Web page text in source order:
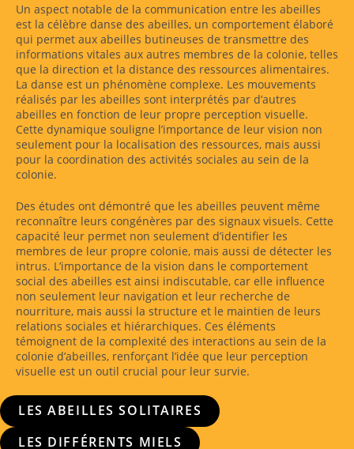
Un aspect notable de la communication entre les abeilles
est la célèbre danse des abeilles, un comportement élaboré
qui permet aux abeilles butineuses de transmettre des
informations vitales aux autres membres de la colonie, telles
que la direction et la distance des ressources alimentaires.
La danse est un phénomène complexe. Les mouvements
réalisés par les abeilles sont interprétés par d’autres
abeilles en fonction de leur propre perception visuelle.
Cette dynamique souligne l’importance de leur vision non
seulement pour la localisation des ressources, mais aussi
pour la coordination des activités sociales au sein de la
colonie.
Des études ont démontré que les abeilles peuvent même
reconnaître leurs congénères par des signaux visuels. Cette
capacité leur permet non seulement d’identifier les
membres de leur propre colonie, mais aussi de détecter les
intrus. L’importance de la vision dans le comportement
social des abeilles est ainsi indiscutable, car elle influence
non seulement leur navigation et leur recherche de
nourriture, mais aussi la structure et le maintien de leurs
relations sociales et hiérarchiques. Ces éléments
témoignent de la complexité des interactions au sein de la
colonie d’abeilles, renforçant l’idée que leur perception
visuelle est un outil crucial pour leur survie.
LES ABEILLES SOLITAIRES
LES DIFFÉRENTS MIELS